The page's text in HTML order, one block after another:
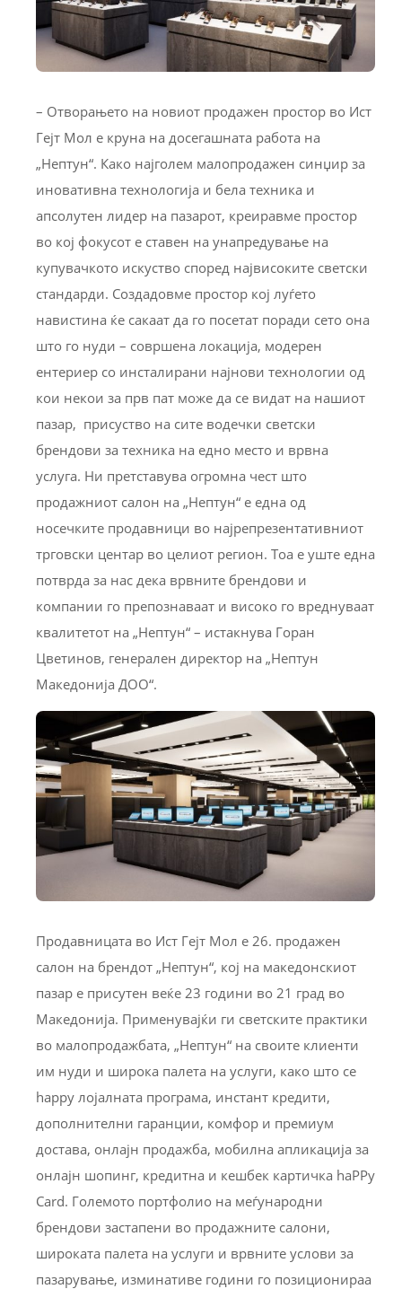
– Отворањето на новиот продажен простор во Ист
Гејт Мол е круна на досегашната работа на
„Нептун“. Како најголем малопродажен синџир за
иновативна технологија и бела техника и
апсолутен лидер на пазарот, креиравме простор
во кој фокусот е ставен на унапредување на
купувачкото искуство според највисоките светски
стандарди. Создадовме простор кој луѓето
навистина ќе сакаат да го посетат поради сето она
што го нуди – совршена локација, модерен
ентериер со инсталирани најнови технологии од
кои некои за прв пат може да се видат на нашиот
пазар, присуство на сите водечки светски
брендови за техника на едно место и врвна
услуга. Ни претставува огромна чест што
продажниот салон на „Нептун“ е една од
носечките продавници во најрепрезентативниот
трговски центар во целиот регион. Тоа е уште една
потврда за нас дека врвните брендови и
компании го препознаваат и високо го вреднуваат
квалитетот на „Нептун“ – истакнува Горан
Цветинов, генерален директор на „Нептун
Македонија ДОО“.
Продавницата во Ист Гејт Мол е 26. продажен
салон на брендот „Нептун“, кој на македонскиот
пазар е присутен веќе 23 години во 21 град во
Македонија. Применувајќи ги светските практики
во малопродажбата, „Нептун“ на своите клиенти
им нуди и широка палета на услуги, како што се
happy лојалната програма, инстант кредити,
дополнителни гаранции, комфор и премиум
достава, онлајн продажба, мобилна апликација за
онлајн шопинг, кредитна и кешбек картичка haPPy
Card. Големото портфолио на меѓународни
брендови застапени во продажните салони,
широката палета на услуги и врвните услови за
пазарување, изминативе години го позиционираа